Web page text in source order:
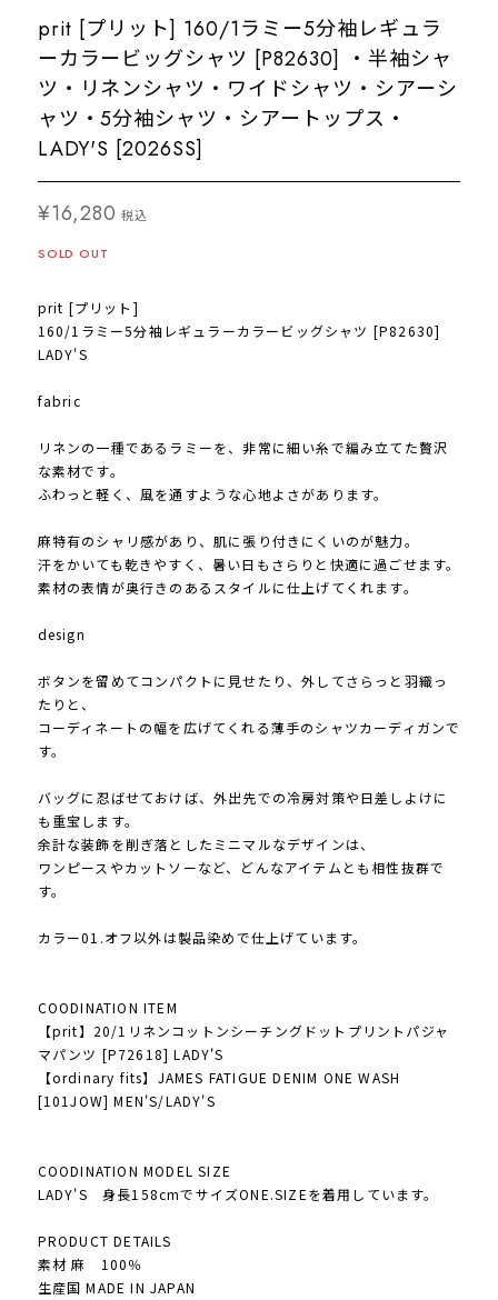
prit [プリット] 160/1ラミー5分袖レギュラ
ーカラービッグシャツ [P82630] ・半袖シャ
ツ・リネンシャツ・ワイドシャツ・シアーシ
ャツ・5分袖シャツ・シアートップス・
LADY'S [2026SS]
¥16,280 税込
SOLD OUT
prit [プリット]
160/1ラミー5分袖レギュラーカラービッグシャツ [P82630]
LADY'S
fabric
リネンの一種であるラミーを、非常に細い糸で編み立てた贅沢
な素材です。
ふわっと軽く、風を通すような心地よさがあります。
麻特有のシャリ感があり、肌に張り付きにくいのが魅力。
汗をかいても乾きやすく、暑い日もさらりと快適に過ごせます。
素材の表情が奥行きのあるスタイルに仕上げてくれます。
design
ボタンを留めてコンパクトに見せたり、外してさらっと羽織っ
たりと、
コーディネートの幅を広げてくれる薄手のシャツカーディガンで
す。
バッグに忍ばせておけば、外出先での冷房対策や日差しよけに
も重宝します。
余計な装飾を削ぎ落としたミニマルなデザインは、
ワンピースやカットソーなど、どんなアイテムとも相性抜群で
す。
カラー01.オフ以外は製品染めで仕上げています。
COODINATION ITEM
【prit】20/1リネンコットンシーチングドットプリントパジャ
マパンツ [P72618] LADY'S
【ordinary fits】JAMES FATIGUE DENIM ONE WASH
[101JOW] MEN'S/LADY'S
COODINATION MODEL SIZE
LADY'S 身長158cmでサイズONE.SIZEを着用しています。
PRODUCT DETAILS
素材 麻 100％
生産国 MADE IN JAPAN